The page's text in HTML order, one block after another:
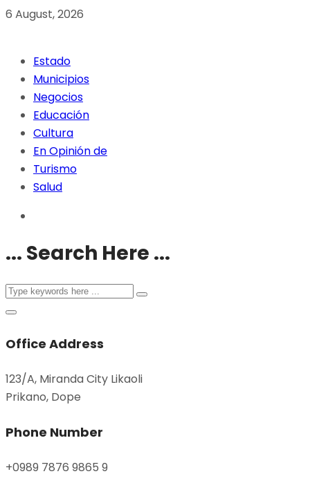
6 August, 2026
Estado
Municipios
Negocios
Educación
Cultura
En Opinión de
Turismo
Salud
... Search Here ...
Office Address
123/A, Miranda City Likaoli
Prikano, Dope
Phone Number
+0989 7876 9865 9